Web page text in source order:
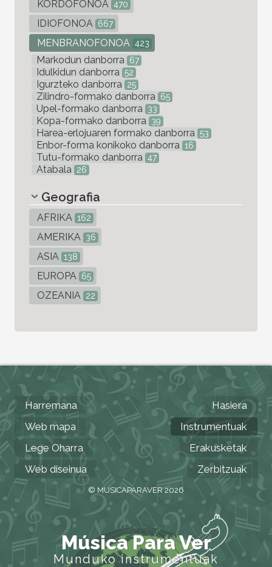
KORDOFONOA 470
IDIOFONOA 667
MENBRANOFONOA 423
Markodun danborra 67
Idulkidun danborra 52
Igurzteko danborra 25
Zilindro-formako danborra 65
Upel-formako danborra 33
Kopa-formako danborra 39
Harea-erlojuaren formako danborra 53
Enbor-forma konikoko danborra 16
Tutu-formako danborra 47
Atabala 26
Geografia
AFRIKA 162
AMERIKA 36
ASIA 138
EUROPA 65
OZEANIA 22
Harremana
Web mapa
Lege Oharra
Web diseinua
Hasiera
Instrumentuak
Erakusketak
Zerbitzuak
© MUSICAPARAVER 2026
Música Para Ver
Munduko instrumentuak